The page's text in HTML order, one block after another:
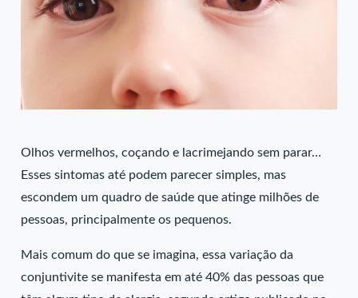
Olhos vermelhos, coçando e lacrimejando sem parar…
Esses sintomas até podem parecer simples, mas
escondem um quadro de saúde que atinge milhões de
pessoas, principalmente os pequenos.
Mais comum do que se imagina, essa variação da
conjuntivite se manifesta em até 40% das pessoas que